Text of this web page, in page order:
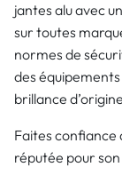
jantes alu avec
sur toutes
normes de
des
brillance
Faites confiance
réputée pour